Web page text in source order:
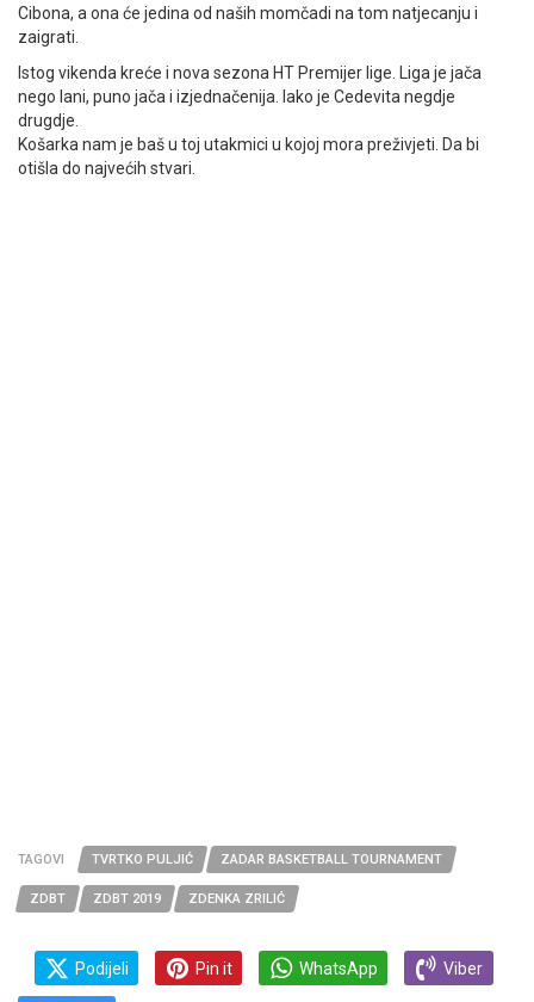
Cibona, a ona će jedina od naših momčadi na tom natjecanju i
zaigrati.
Istog vikenda kreće i nova sezona HT Premijer lige. Liga je jača
nego lani, puno jača i izjednačenija. Iako je Cedevita negdje
drugdje.
Košarka nam je baš u toj utakmici u kojoj mora preživjeti. Da bi
otišla do najvećih stvari.
TAGOVI TVRTKO PULJIĆ ZADAR BASKETBALL TOURNAMENT
ZDBT ZDBT 2019 ZDENKA ZRILIĆ
Podijeli Pin it WhatsApp Viber